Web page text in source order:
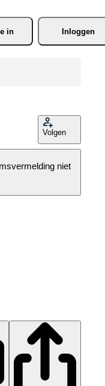
in Inloggen
Volgen
niet